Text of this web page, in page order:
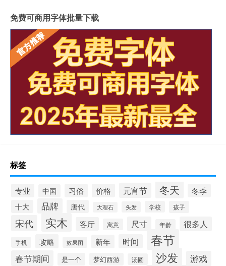
免费可商用字体批量下载
标签
专业 中国 习俗 价格 元宵节 冬天 冬季
十大 品牌 唐代 大理石 头发 学校 孩子
宋代 实木 客厅 寓意 尺寸 年龄 很多人
手机 攻略 效果图 新年 时间 春节
春节期间 是一个 梦幻西游 汤圆 沙发 游戏